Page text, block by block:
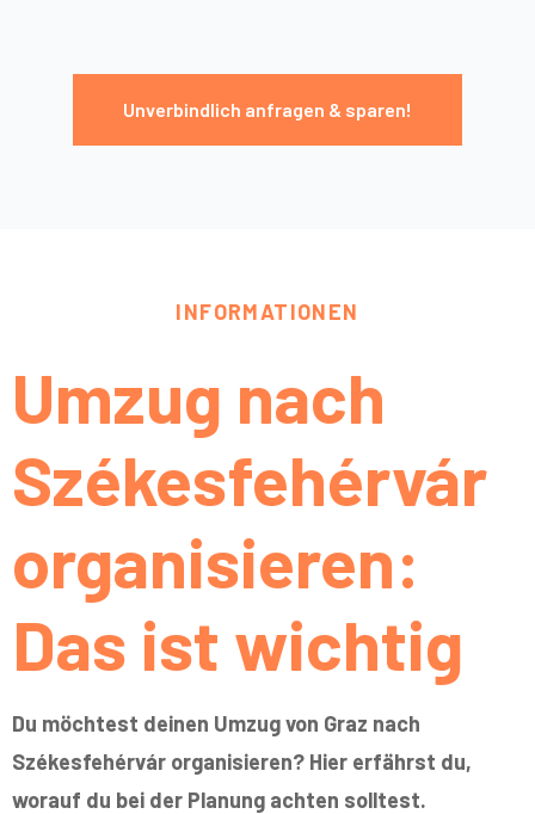
Unverbindlich anfragen & sparen!
INFORMATIONEN
Umzug nach
Székesfehérvár
organisieren:
Das ist wichtig
Du möchtest deinen Umzug von Graz nach
Székesfehérvár organisieren? Hier erfährst du,
worauf du bei der Planung achten solltest.